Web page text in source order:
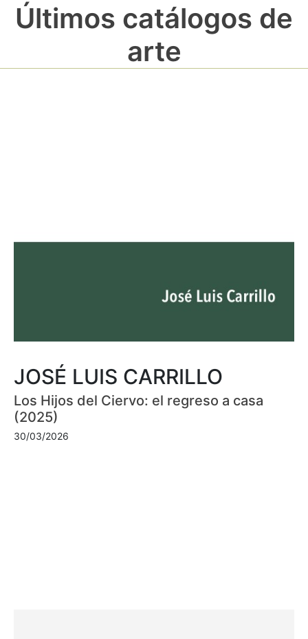
Últimos catálogos de
arte
JOSÉ LUIS CARRILLO
Los Hijos del Ciervo: el regreso a casa
(2025)
30/03/2026